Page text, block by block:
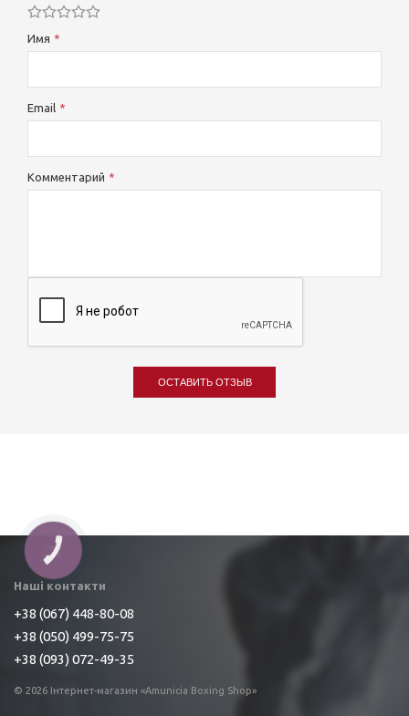
Имя
Email
Комментарий
ОСТАВИТЬ ОТЗЫВ
Наші контакти
+38 (067) 448-80-08
+38 (050) 499-75-75
+38 (093) 072-49-35
© 2026 Інтернет-магазин «Amunicia Boxing Shop»